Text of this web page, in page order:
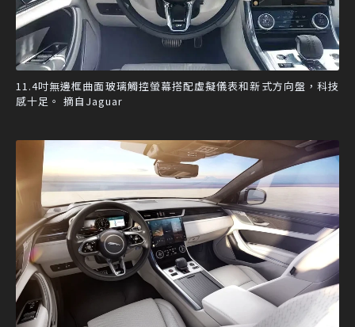
11.4吋無邊框曲面玻璃觸控螢幕搭配虛擬儀表和新式方向盤，科技
感十足。 摘自Jaguar